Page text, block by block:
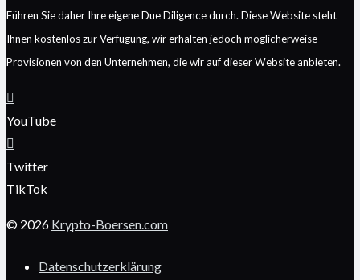
Führen Sie daher Ihre eigene Due Diligence durch. Diese Website steht
Ihnen kostenlos zur Verfügung, wir erhalten jedoch möglicherweise
Provisionen von den Unternehmen, die wir auf dieser Website anbieten.
YouTube
Twitter
TikTok
© 2026 Krypto-Boersen.com
Datenschutzerklärung